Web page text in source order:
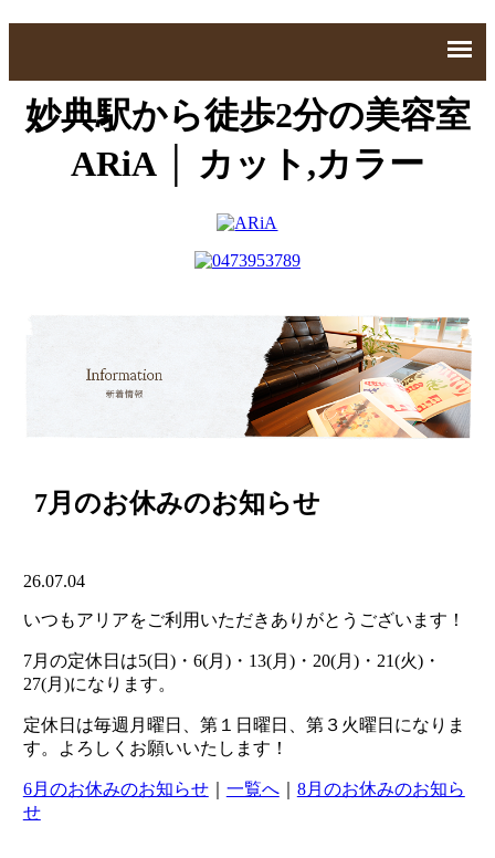
妙典駅から徒歩2分の美容室
ARiA │ カット,カラー
7月のお休みのお知らせ
26.07.04
いつもアリアをご利用いただきありがとうございます！
7月の定休日は5(日)・6(月)・13(月)・20(月)・21(火)・
27(月)になります。
定休日は毎週月曜日、第１日曜日、第３火曜日になりま
す。よろしくお願いいたします！
6月のお休みのお知らせ｜ 一覧へ｜ 8月のお休みのお知ら
せ